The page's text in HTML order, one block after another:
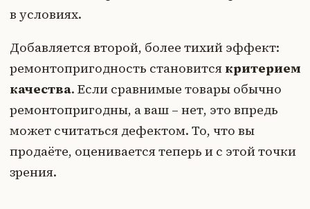
в условиях.
Добавляется второй, более тихий эффект:
ремонтопригодность становится критерием
качества. Если сравнимые товары обычно
ремонтопригодны, а ваш – нет, это впредь
может считаться дефектом. То, что вы
продаёте, оценивается теперь и с этой точки
зрения.